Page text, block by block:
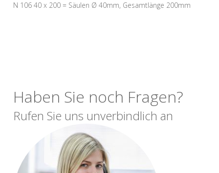
N 106 40 x 200 = Säulen Ø 40mm, Gesamtlänge 200mm
Haben Sie noch Fragen?
Rufen Sie uns unverbindlich an